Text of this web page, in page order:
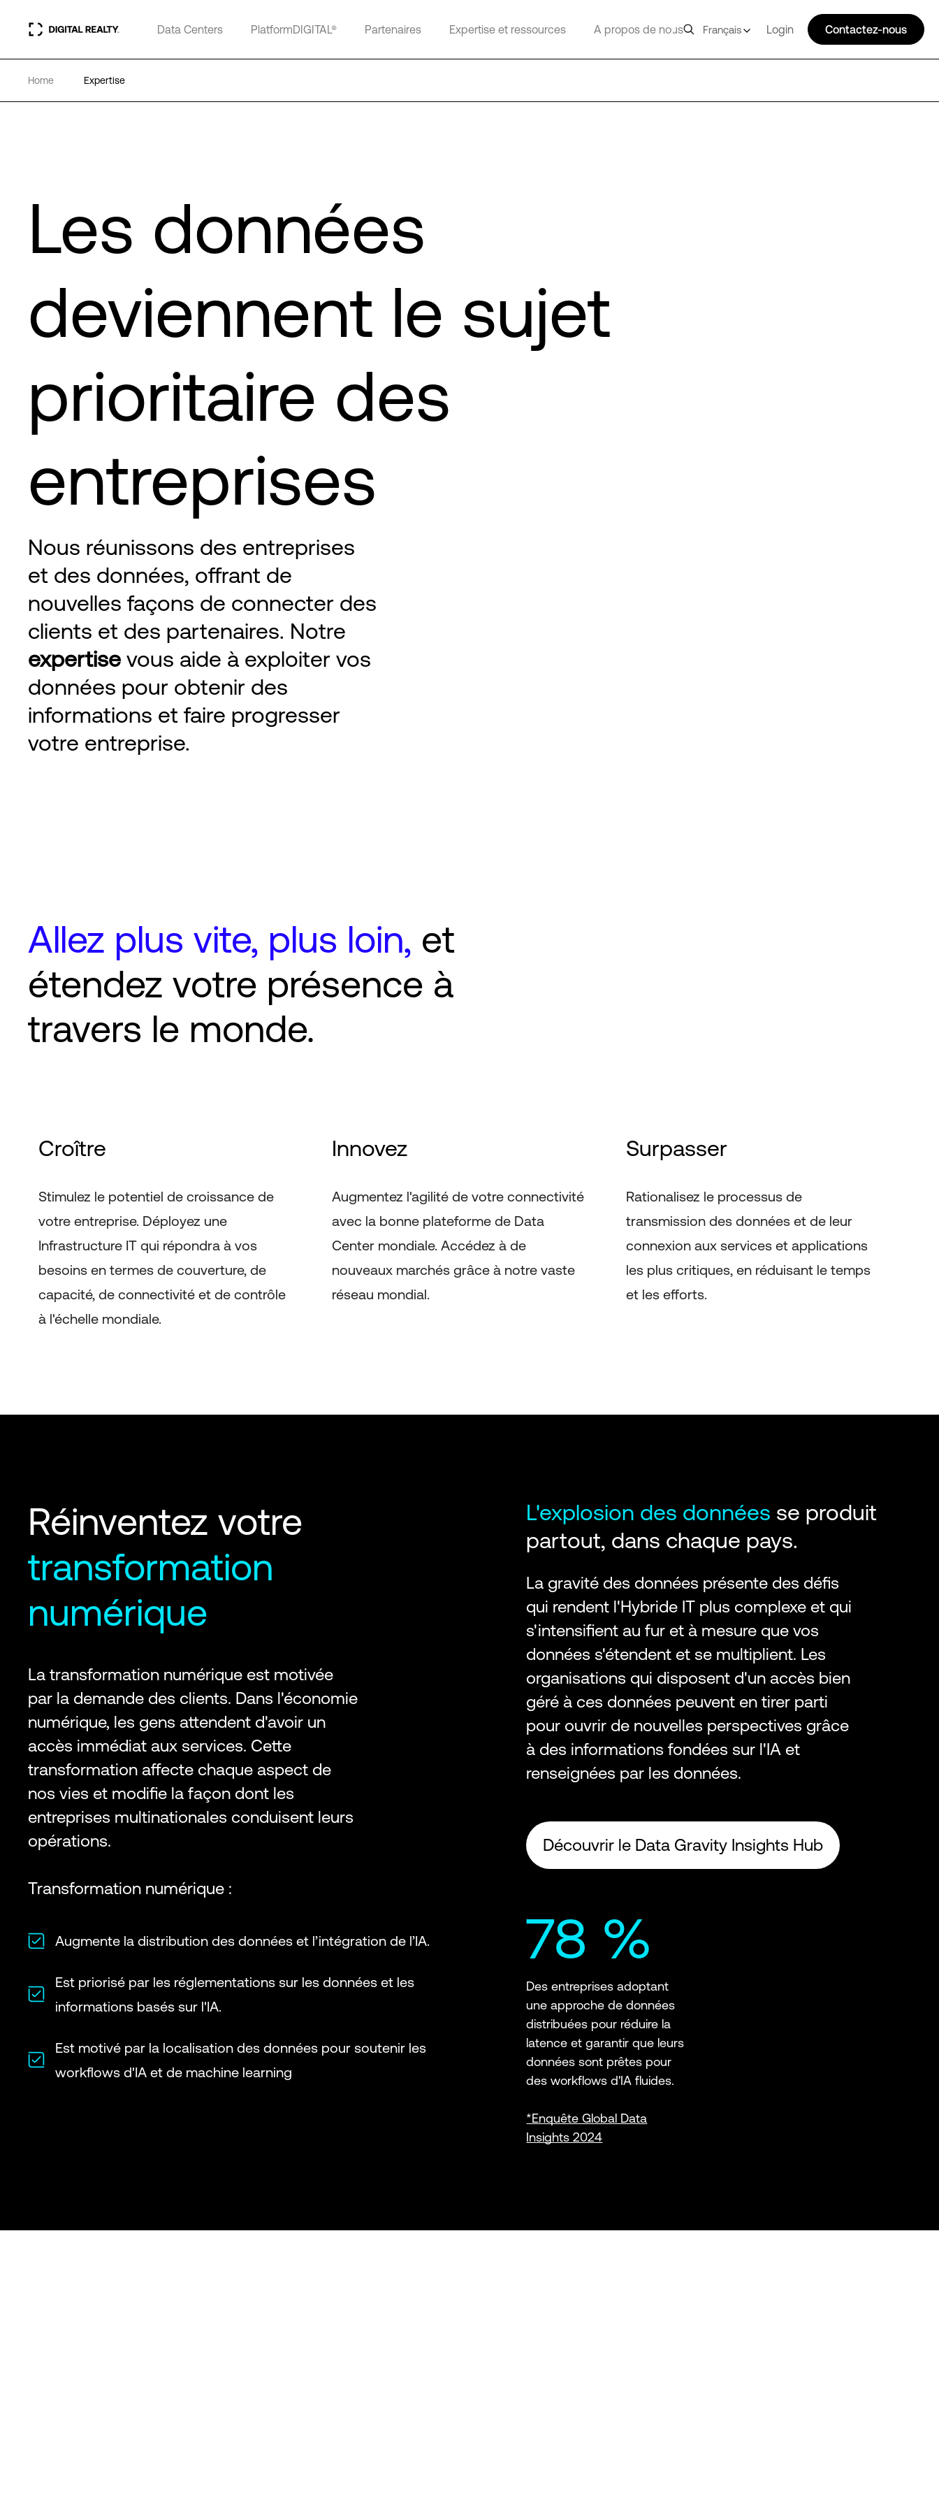
Data Centers PlatformDIGITAL® Partenaires Expertise et ressources A propos de nous Français Login Contactez-nous
Home Expertise
Les données
deviennent le sujet
prioritaire des
entreprises
Nous réunissons des entreprises
et des données, offrant de
nouvelles façons de connecter des
clients et des partenaires. Notre
expertise vous aide à exploiter vos
données pour obtenir des
informations et faire progresser
votre entreprise.
Allez plus vite, plus loin, et
étendez votre présence à
travers le monde.
Croître
Stimulez le potentiel de croissance de
votre entreprise. Déployez une
Infrastructure IT qui répondra à vos
besoins en termes de couverture, de
capacité, de connectivité et de contrôle
à l'échelle mondiale.
Innovez
Augmentez l'agilité de votre connectivité
avec la bonne plateforme de Data
Center mondiale. Accédez à de
nouveaux marchés grâce à notre vaste
réseau mondial.
Surpasser
Rationalisez le processus de
transmission des données et de leur
connexion aux services et applications
les plus critiques, en réduisant le temps
et les efforts.
Réinventez votre
transformation
numérique
La transformation numérique est motivée
par la demande des clients. Dans l'économie
numérique, les gens attendent d'avoir un
accès immédiat aux services. Cette
transformation affecte chaque aspect de
nos vies et modifie la façon dont les
entreprises multinationales conduisent leurs
opérations.
Transformation numérique :
Augmente la distribution des données et l’intégration de l’IA.
Est priorisé par les réglementations sur les données et les
informations basés sur l'IA.
Est motivé par la localisation des données pour soutenir les
workflows d'IA et de machine learning
L'explosion des données se produit
partout, dans chaque pays.
La gravité des données présente des défis
qui rendent l'Hybride IT plus complexe et qui
s'intensifient au fur et à mesure que vos
données s'étendent et se multiplient. Les
organisations qui disposent d'un accès bien
géré à ces données peuvent en tirer parti
pour ouvrir de nouvelles perspectives grâce
à des informations fondées sur l'IA et
renseignées par les données.
Découvrir le Data Gravity Insights Hub
78 %
Des entreprises adoptant
une approche de données
distribuées pour réduire la
latence et garantir que leurs
données sont prêtes pour
des workflows d'IA fluides.
*Enquête Global Data
Insights 2024